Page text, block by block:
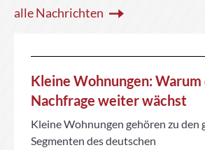
alle Nachrichten
Kleine Wohnungen: Warum
Nachfrage weiter wächst
Kleine Wohnungen gehören zu den
Segmenten des deutschen